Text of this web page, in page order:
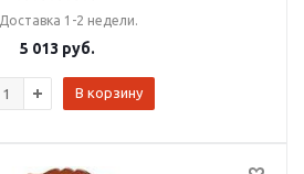
Доставка 1-2 недели.
5 013 руб.
В корзину